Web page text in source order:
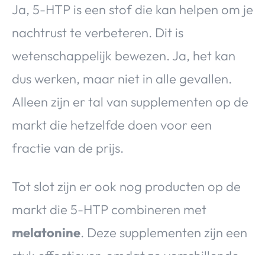
Ja, 5-HTP is een stof die kan helpen om je
nachtrust te verbeteren. Dit is
wetenschappelijk bewezen. Ja, het kan
dus werken, maar niet in alle gevallen.
Alleen zijn er tal van supplementen op de
markt die hetzelfde doen voor een
fractie van de prijs.
Tot slot zijn er ook nog producten op de
markt die 5-HTP combineren met
melatonine. Deze supplementen zijn een